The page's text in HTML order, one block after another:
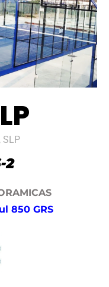
SLP
850 GRS